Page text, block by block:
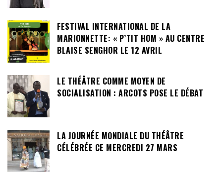
FESTIVAL INTERNATIONAL DE LA
MARIONNETTE: « P’TIT HOM » AU CENTRE
BLAISE SENGHOR LE 12 AVRIL
LE THÉÂTRE COMME MOYEN DE
SOCIALISATION : ARCOTS POSE LE DÉBAT
LA JOURNÉE MONDIALE DU THÉÂTRE
CÉLÉBRÉE CE MERCREDI 27 MARS